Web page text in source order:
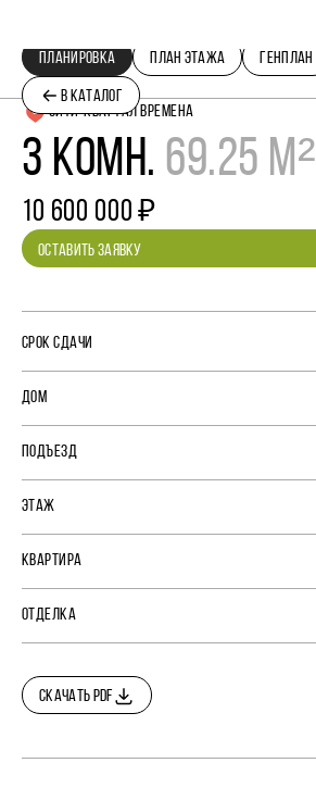
В КАТАЛОГ
ПЛАНИРОВКА ПЛАН ЭТАЖА ГЕНПЛАН
СИТИ-КВАРТАЛ ВРЕМЕНА
3 КОМН. 69.25 М²
10 600 000 ₽
ОСТАВИТЬ ЗАЯВКУ
СРОК СДАЧИ
ДОМ
ПОДЪЕЗД
ЭТАЖ
КВАРТИРА
ОТДЕЛКА
СКАЧАТЬ PDF